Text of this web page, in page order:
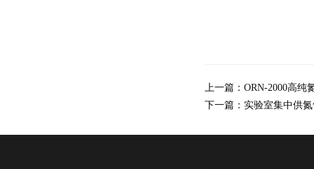
上一篇： ORN-2000高纯
下一篇： 实验室集中供